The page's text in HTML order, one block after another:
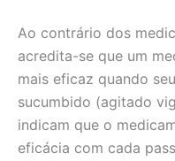
Ao contrário dos
acredita-se que um
mais eficaz quando
sucumbido (agitado
indicam que o
eficácia com cada